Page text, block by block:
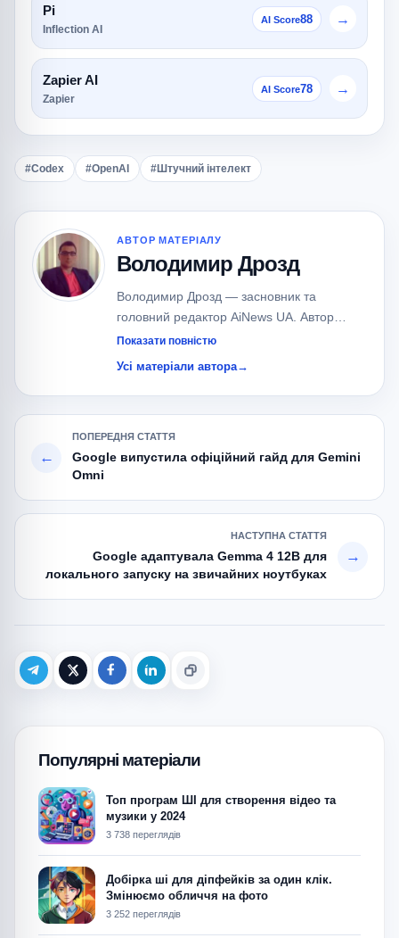
TelegramX (Twitter)FacebookLinkedInКопіювати
Pi
Inflection AI
AI Score88 →
Zapier AI
Zapier
AI Score78 →
#Codex #OpenAI #Штучний інтелект
АВТОР МАТЕРІАЛУ
Володимир Дрозд
Володимир Дрозд — засновник та
головний редактор AiNews UA. Автор
понад 700 публікацій про штучний
інтелект, великі мовні моделі (LLM), AI-
Спеціалізується на новинах OpenAI,
Google, Anthropic, xAI, Meta та локальних
AI-моделях.
Показати повністю
Усі матеріали автора→
←
ПОПЕРЕДНЯ СТАТТЯ
Google випустила офіційний гайд для Gemini
Omni
НАСТУПНА СТАТТЯ
Google адаптувала Gemma 4 12B для
локального запуску на звичайних ноутбуках
→
Популярні матеріали
Топ програм ШІ для створення відео та
музики у 2024
3 738 переглядів
Добірка ші для діпфейків за один клік.
Змінюємо обличчя на фото
3 252 переглядів